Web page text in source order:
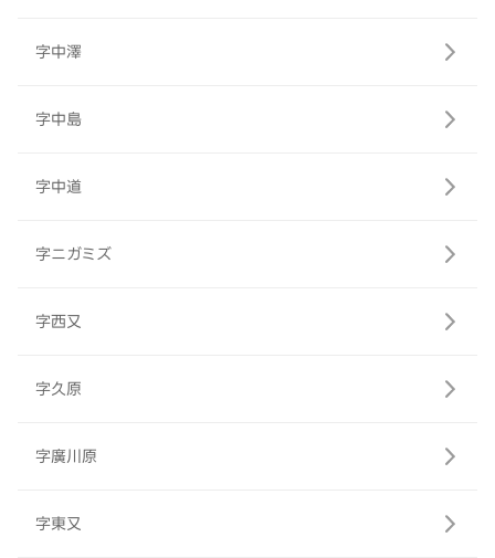
字中澤
字中島
字中道
字ニガミズ
字西又
字久原
字廣川原
字東又